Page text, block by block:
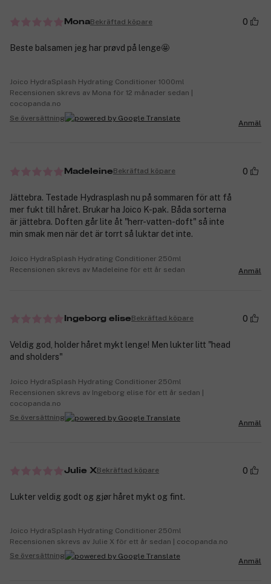
MonaBekräftad köpare 0
Beste balsamen jeg har prøvd på lenge🤩
Joico HydraSplash Hydrating Conditioner 1000ml
Recensionen skrevs av Mona för 12 månader sedan |
cocopanda.no
Se översättning
Anmäl
MadeleineBekräftad köpare 0
Jättebra. Testade Hydrasplash nu på sommaren för att få
mer fukt till håret. Brukar ha Joico K-pak. Båda sorterna
är jättebra. Doften går lite åt "herr-vatten-doft" så inte
min smak men när det är torrt så luktar det inte.
Joico HydraSplash Hydrating Conditioner 250ml
Recensionen skrevs av Madeleine för ett år sedan
Anmäl
Ingeborg eliseBekräftad köpare 0
Veldig god, holder håret mykt lenge! Men lukter litt "head
and sholders"
Joico HydraSplash Hydrating Conditioner 250ml
Recensionen skrevs av Ingeborg elise för ett år sedan |
cocopanda.no
Se översättning
Anmäl
Julie XBekräftad köpare 0
Lukter veldig godt og gjør håret mykt og fint.
Joico HydraSplash Hydrating Conditioner 250ml
Recensionen skrevs av Julie X för ett år sedan | cocopanda.no
Se översättning
Anmäl